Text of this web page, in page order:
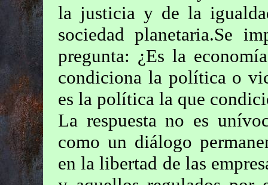
la justicia y de la
sociedad planetaria.Se
pregunta: ¿Es la
condiciona la política o
es la política la que
La respuesta no es
como un diálogo
en la libertad de las